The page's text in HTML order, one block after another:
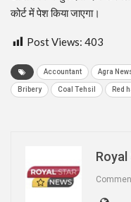
कोर्ट में पेश किया जाएगा।
Post Views: 403
Accountant Agra
Bribery Coal Tehsil Red
Royal